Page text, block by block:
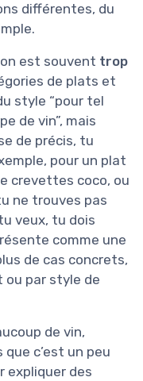
différentes, du
est souvent trop
de plats et
style “pour tel
de vin”, mais
de précis, tu
pour un plat
crevettes coco, ou
ne trouves pas
veux, tu dois
comme une
de cas concrets,
ou par style de
de vin,
c’est un peu
expliquer des